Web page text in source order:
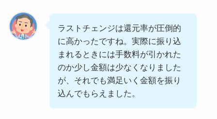
ラストチェンジは還元率が圧倒的
に高かったですね。実際に振り込
まれるときには手数料が引かれた
のか少し金額は少なくなりました
が、それでも満足いく金額を振り
込んでもらえました。